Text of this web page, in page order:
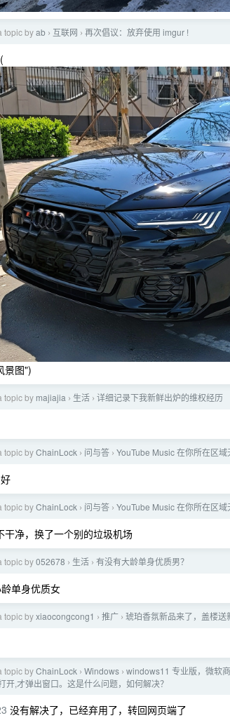
topic byab › 互联网 › 再次倡议：放弃使用 imgur !
景图")
topic by majiajia › 生活 › 详细记录下我新鲜出炉的维权经历
topic byChainLock › 问与答 › YouTube Music 在你所在区域
好
topic byChainLock › 问与答 › YouTube Music 在你所在区域
干净，换了一个别的垃圾机场
topic by052678 › 生活 › 有没有大龄单身优质男？
单身优质女
topic byxiaocongcong1 › 推广 › 琥珀香氛新品来了，盖楼送
topic byChainLock › Windows › windows11 专业版，微软
开,才弹出窗口。这是什么问题，如何解决？
没有解决了，已经弃用了，转回网页端了